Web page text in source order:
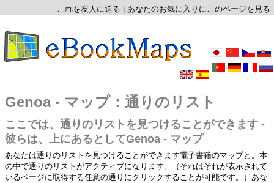
これを友人に送る あなたのお気に入りにこのページを見る
Genoa - マップ：通りのリスト
ここでは、通りのリストを見つけることができます -
彼らは、上にあるとしてGenoa - マップ
あなたは通りのリストを見つけることができます電子書籍のマップと。本
の中で通りのリストがアクティブになります。（それはそれが表示されて
いるページに取得する任意の通りにクリックすることが可能です。）あな